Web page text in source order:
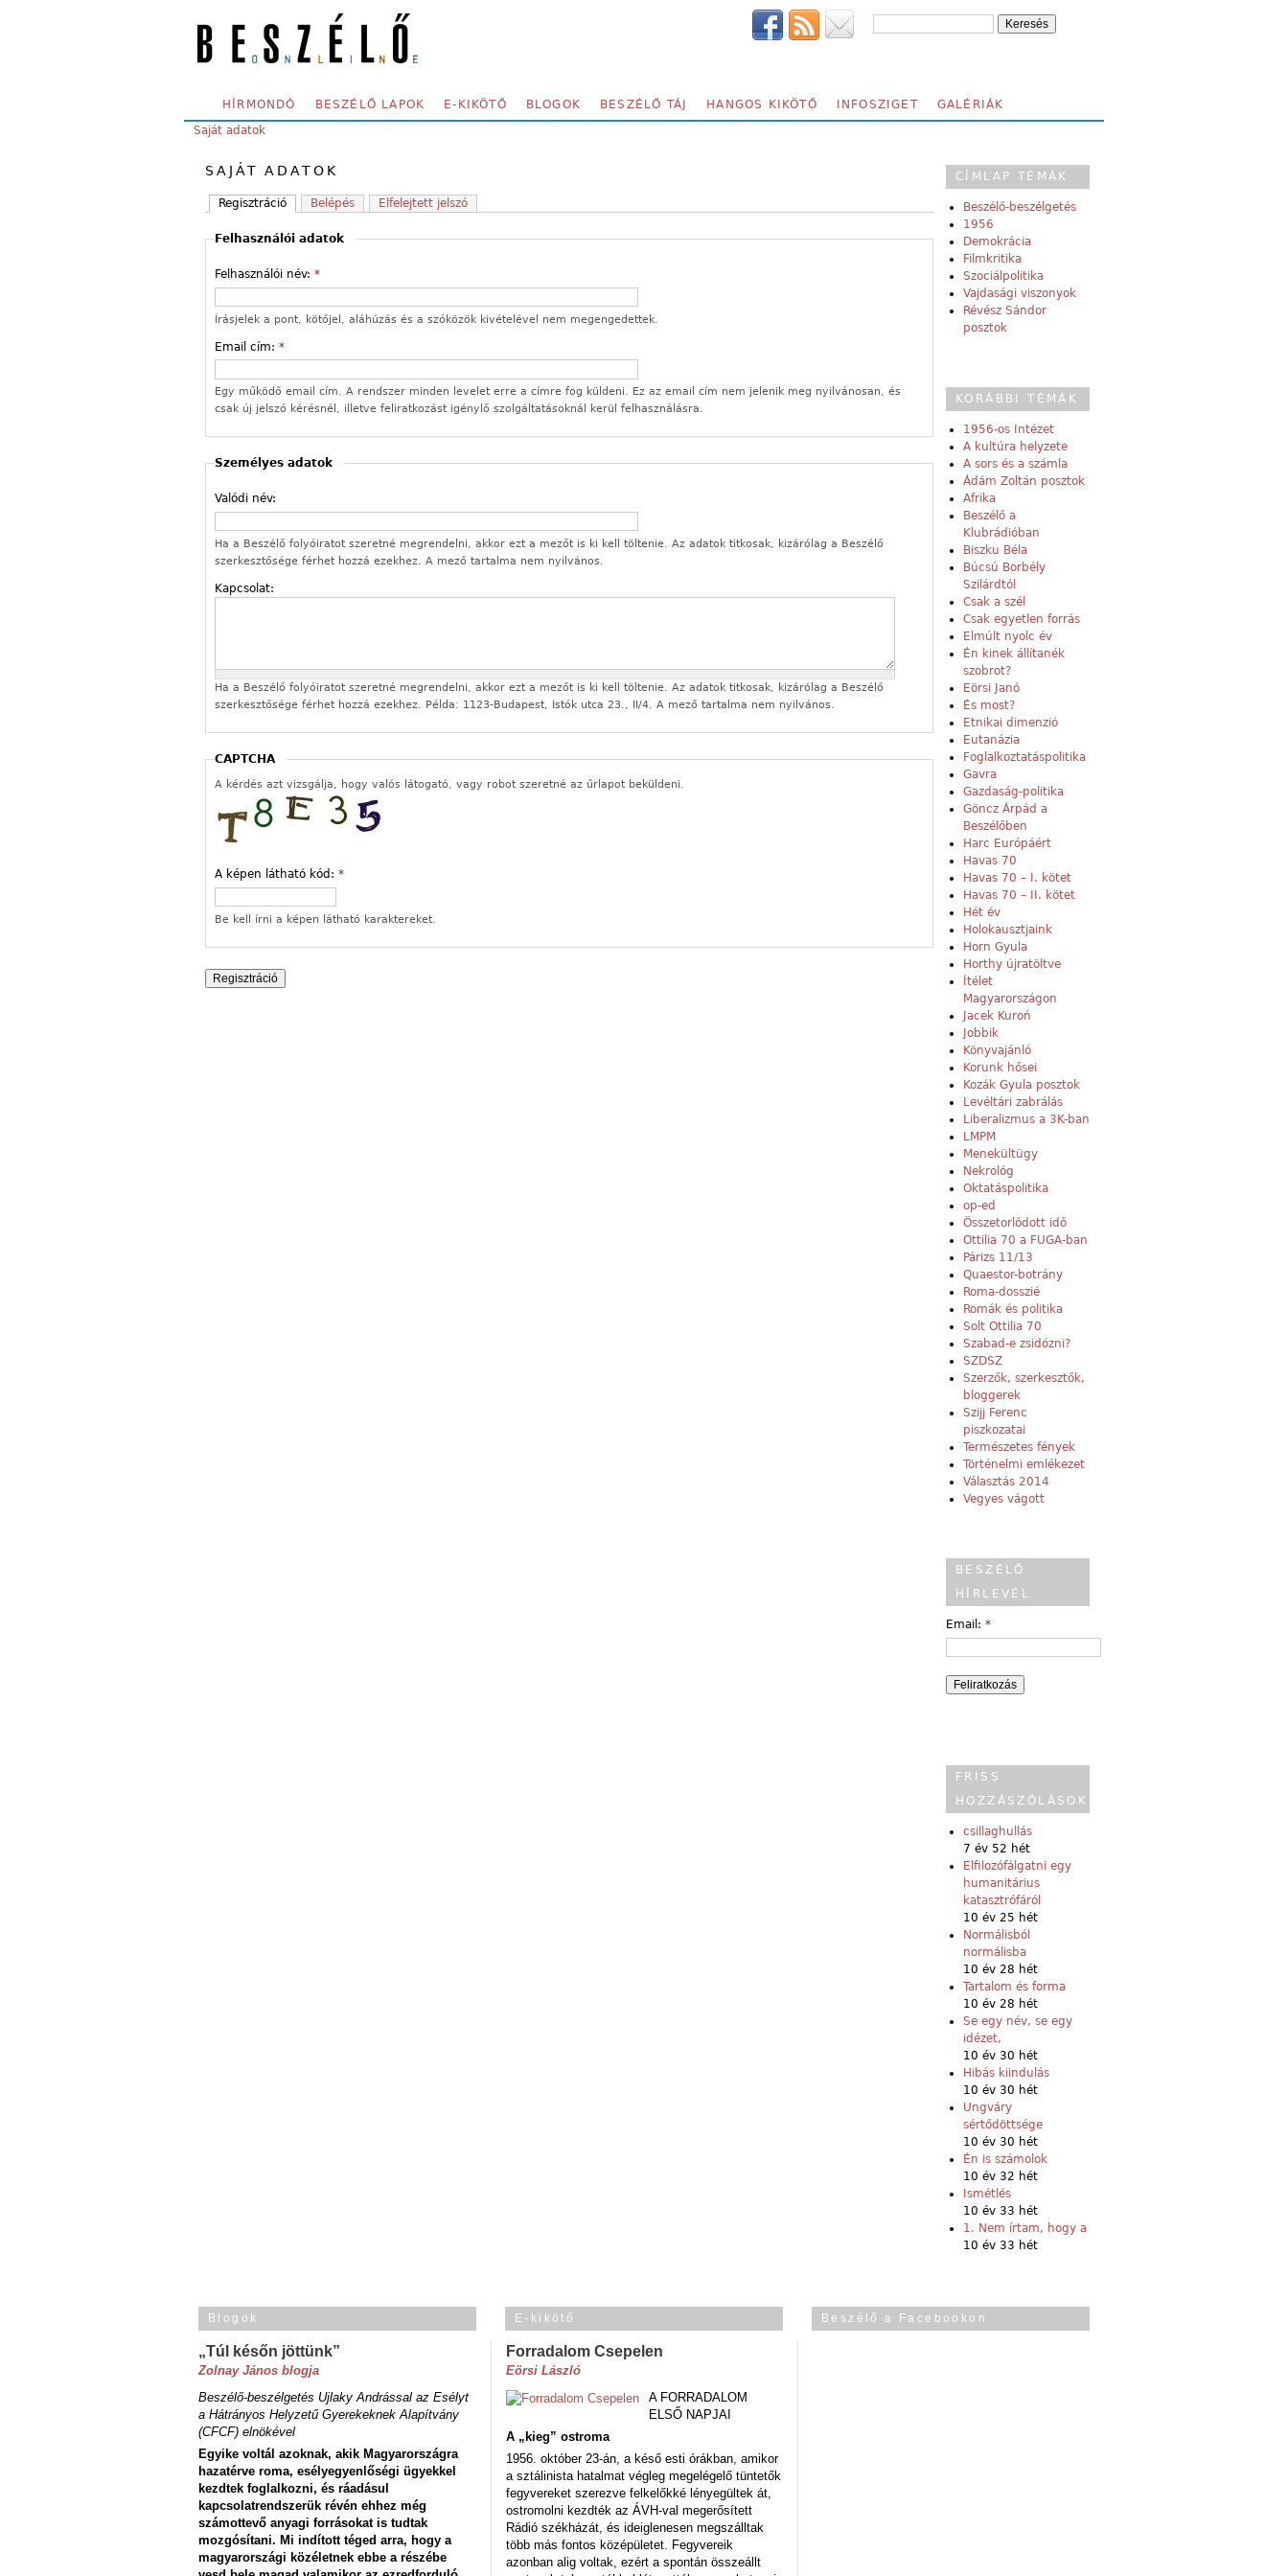
SECONDARY MENU
HÍRMONDÓ BESZÉLŐ LAPOK E-KIKÖTŐ BLOGOK BESZÉLŐ TÁJ HANGOS KIKÖTŐ INFOSZIGET GALÉRIÁK
YOU ARE HERE:
Saját adatok
SAJÁT ADATOK
Regisztráció Belépés Elfelejtett jelszó
Felhasználói adatok
Felhasználói név: *
Írásjelek a pont, kötőjel, aláhúzás és a szóközök kivételével nem megengedettek.
Email cím: *
Egy működő email cím. A rendszer minden levelet erre a címre fog küldeni. Ez az email cím nem jelenik meg nyilvánosan, és
csak új jelszó kérésnél, illetve feliratkozást igénylő szolgáltatásoknál kerül felhasználásra.
Személyes adatok
Valódi név:
Ha a Beszélő folyóiratot szeretné megrendelni, akkor ezt a mezőt is ki kell töltenie. Az adatok titkosak, kizárólag a Beszélő
szerkesztősége férhet hozzá ezekhez. A mező tartalma nem nyilvános.
Kapcsolat:
Ha a Beszélő folyóiratot szeretné megrendelni, akkor ezt a mezőt is ki kell töltenie. Az adatok titkosak, kizárólag a Beszélő
szerkesztősége férhet hozzá ezekhez. Példa: 1123-Budapest, Istók utca 23., II/4. A mező tartalma nem nyilvános.
CAPTCHA
A kérdés azt vizsgálja, hogy valós látogató, vagy robot szeretné az űrlapot beküldeni.
A képen látható kód: *
Be kell írni a képen látható karaktereket.
CÍMLAP TÉMÁK
Beszélő-beszélgetés
1956
Demokrácia
Filmkritika
Szociálpolitika
Vajdasági viszonyok
Révész Sándor
posztok
KORÁBBI TÉMÁK
1956-os Intézet
A kultúra helyzete
A sors és a számla
Ádám Zoltán posztok
Afrika
Beszélő a
Klubrádióban
Biszku Béla
Búcsú Borbély
Szilárdtól
Csak a szél
Csak egyetlen forrás
Elmúlt nyolc év
Én kinek állítanék
szobrot?
Eörsi Janó
És most?
Etnikai dimenzió
Eutanázia
Foglalkoztatáspolitika
Gavra
Gazdaság-politika
Göncz Árpád a
Beszélőben
Harc Európáért
Havas 70
Havas 70 – I. kötet
Havas 70 – II. kötet
Hét év
Holokausztjaink
Horn Gyula
Horthy újratöltve
Ítélet
Magyarországon
Jacek Kuroń
Jobbik
Könyvajánló
Korunk hősei
Kozák Gyula posztok
Levéltári zabrálás
Liberalizmus a 3K-ban
LMPM
Menekültügy
Nekrológ
Oktatáspolitika
op-ed
Összetorlódott idő
Ottilia 70 a FUGA-ban
Párizs 11/13
Quaestor-botrány
Roma-dosszié
Romák és politika
Solt Ottilia 70
Szabad-e zsidózni?
SZDSZ
Szerzők, szerkesztők,
bloggerek
Szijj Ferenc
piszkozatai
Természetes fények
Történelmi emlékezet
Választás 2014
Vegyes vágott
BESZÉLŐ
HÍRLEVÉL
Email: *
FRISS
HOZZÁSZÓLÁSOK
csillaghullás
7 év 52 hét
Elfilozófálgatni egy
humanitárius
katasztrófáról
10 év 25 hét
Normálisból
normálisba
10 év 28 hét
Tartalom és forma
10 év 28 hét
Se egy név, se egy
idézet,
10 év 30 hét
Hibás kiindulás
10 év 30 hét
Ungváry
sértődöttsége
10 év 30 hét
Én is számolok
10 év 32 hét
Ismétlés
10 év 33 hét
1. Nem írtam, hogy a
10 év 33 hét
Blogok
„Túl későn jöttünk”
Zolnay János blogja
Beszélő-beszélgetés Ujlaky Andrással az Esélyt
a Hátrányos Helyzetű Gyerekeknek Alapítvány
(CFCF) elnökével
Egyike voltál azoknak, akik Magyarországra
hazatérve roma, esélyegyenlőségi ügyekkel
kezdtek foglalkozni, és ráadásul
kapcsolatrendszerük révén ehhez még
számottevő anyagi forrásokat is tudtak
mozgósítani. Mi indított téged arra, hogy a
magyarországi közéletnek ebbe a részébe
E-kikötő
Forradalom Csepelen
Eörsi László
A FORRADALOM
ELSŐ NAPJAI
A „kieg” ostroma
1956. október 23-án, a késő esti órákban, amikor
a sztálinista hatalmat végleg megelégelő tüntetők
fegyvereket szerezve felkelőkké lényegültek át,
ostromolni kezdték az ÁVH-val megerősített
Rádió székházát, és ideiglenesen megszálltak
több más fontos középületet. Fegyvereik
azonban alig voltak, ezért a spontán összeállt
Beszélő a Facebookon